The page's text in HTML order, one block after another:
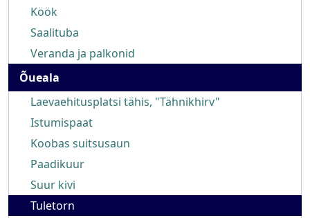
Köök
Saalituba
Veranda ja palkonid
Õueala
Laevaehitusplatsi tähis, "Tähnikhirv"
Istumispaat
Koobas suitsusaun
Paadikuur
Suur kivi
Tuletorn